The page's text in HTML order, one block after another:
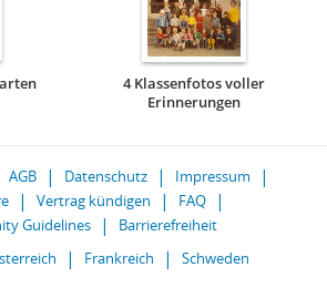
4 Klassenfotos voller
Erinnerungen
AGB Datenschutz
Impressum
Vertrag kündigen
FAQ
Guidelines
Barrierefreiheit
Frankreich Schweden